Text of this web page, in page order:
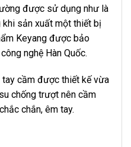
được sử dụng như là
khi sản xuất một thiết bị
Keyang được bảo
nghệ Hàn Quốc.
tay cầm được thiết kế vừa
chống trượt nên cầm
chắn, êm tay.